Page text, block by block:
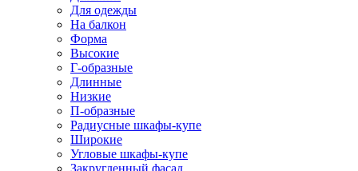
Для одежды
На балкон
Форма
Высокие
Г-образные
Длинные
Низкие
П-образные
Радиусные шкафы-купе
Широкие
Угловые шкафы-купе
Закругленный фасад